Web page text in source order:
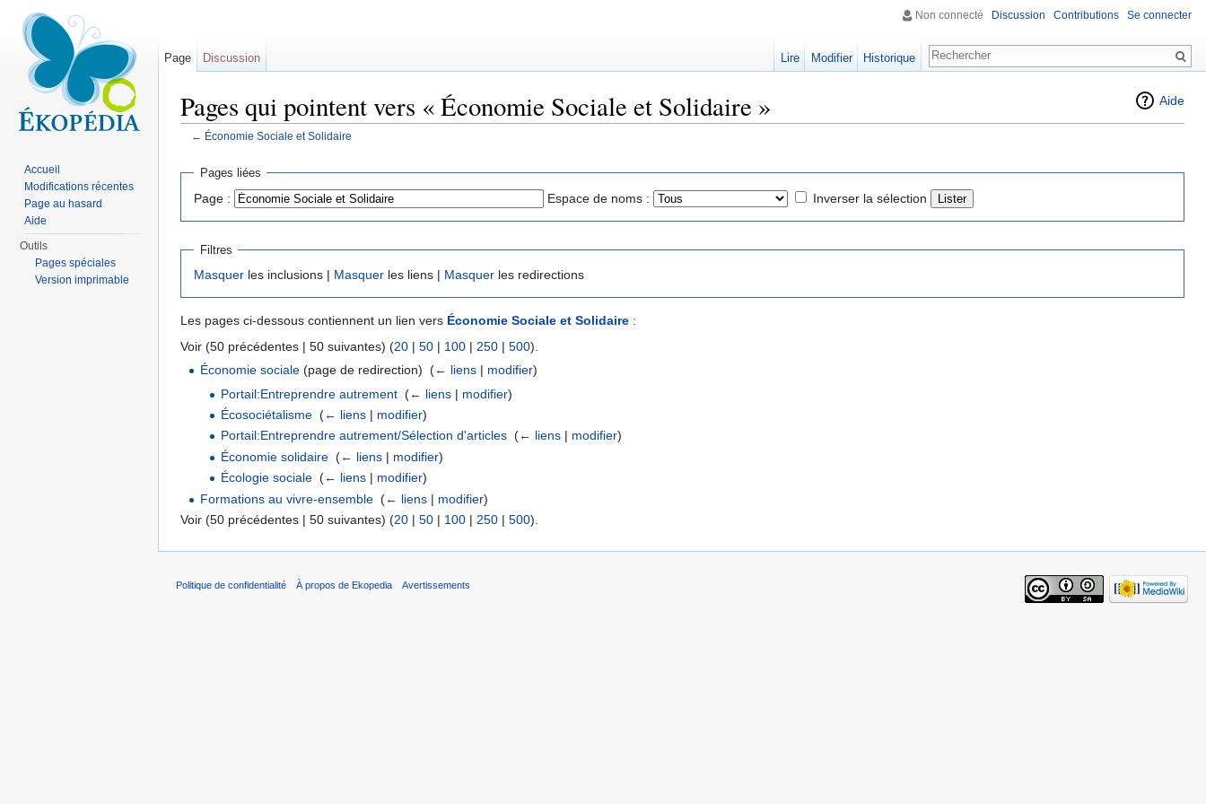
Aide
Pages qui pointent vers « Économie Sociale et Solidaire »
← Économie Sociale et Solidaire
Pages liées
Page : Espace de noms : Inverser la sélection
Filtres
Masquer les inclusions | Masquer les liens | Masquer les redirections
Les pages ci-dessous contiennent un lien vers Économie Sociale et Solidaire :
Voir (50 précédentes | 50 suivantes) (20 | 50 | 100 | 250 | 500).
Économie sociale (page de redirection) ‎ (← liens | modifier)
Portail:Entreprendre autrement‎ (← liens| modifier)
Écosociétalisme‎ (← liens| modifier)
Portail:Entreprendre autrement/Sélection d'articles‎ (← liens| modifier)
Économie solidaire‎ (← liens| modifier)
Écologie sociale‎ (← liens| modifier)
Formations au vivre-ensemble (← liens | modifier)
Voir (50 précédentes | 50 suivantes) (20 | 50 | 100 | 250 | 500).
Non connecté Discussion Contributions Se connecter
Page Discussion Lire Modifier Historique
Accueil
Modifications récentes
Page au hasard
Aide
Outils
Pages spéciales
Version imprimable
Politique de confidentialité À propos de Ekopedia Avertissements